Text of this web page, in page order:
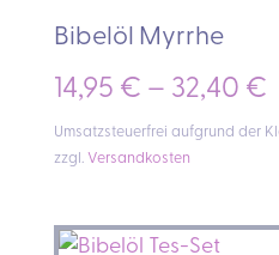
Bibelöl Myrrhe
14,95 € – 32,40 €
Umsatzsteuerfrei aufgrund der
zzgl. Versandkosten